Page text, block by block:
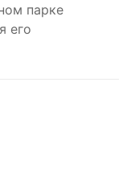
парке
его